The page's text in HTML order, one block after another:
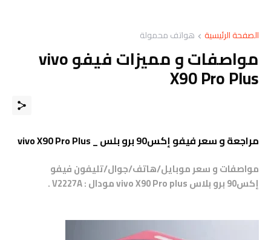
الصفحة الرئيسية هواتف محمولة
مواصفات و مميزات فيفو vivo
X90 Pro Plus
مراجعة و سعر فيفو إكس90 برو بلس _ vivo X90 Pro Plus
مواصفات و سعر موبايل/هاتف/جوال/تليفون فيفو
إكس90
برو بلاسvivo X90 Pro plusمودال : V2227A .